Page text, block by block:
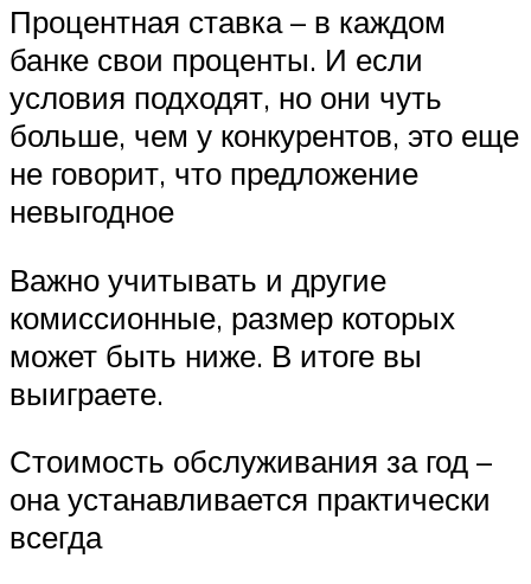
Процентная ставка – в каждом
банке свои проценты. И если
условия подходят, но они чуть
больше, чем у конкурентов, это еще
не говорит, что предложение
невыгодное
Важно учитывать и другие
комиссионные, размер которых
может быть ниже. В итоге вы
выиграете.
Стоимость обслуживания за год –
она устанавливается практически
всегда